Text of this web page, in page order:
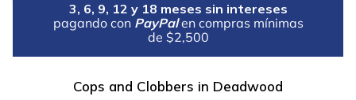
3, 6, 9, 12 y 18 meses sin intereses
pagando con PayPal en compras mínimas
de $2,500
Cops and Clobbers in Deadwood